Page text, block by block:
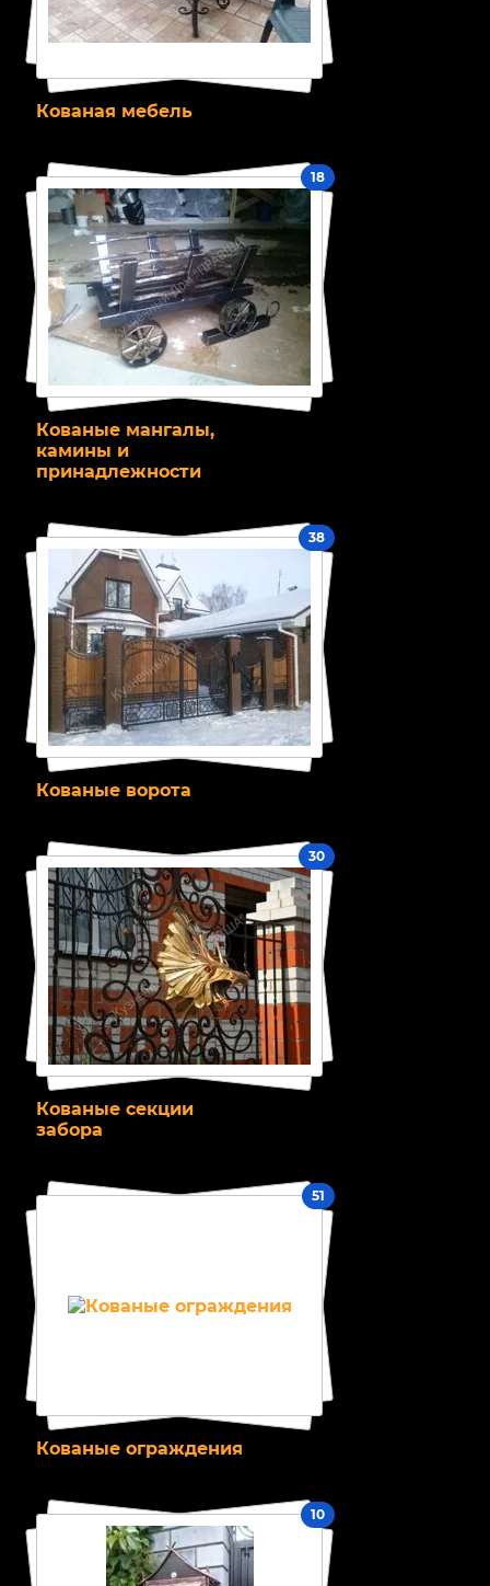
Кованая мебель
18
Кованые мангалы,
камины и
принадлежности
38
Кованые ворота
30
Кованые секции
забора
51
Кованые ограждения
10